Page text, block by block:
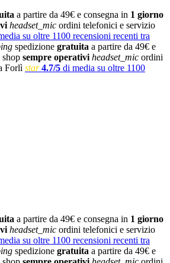
a partire da 49€ e consegna in 1 giorno
headset_mic ordini telefonici e servizio
su oltre 1100 recensioni recenti tra
spedizione gratuita a partire da 49€ e
sempre operativi headset_mic ordini
Forlì star 4.7/5 di media su oltre 1100
a partire da 49€ e consegna in 1 giorno
headset_mic ordini telefonici e servizio
su oltre 1100 recensioni recenti tra
spedizione gratuita a partire da 49€ e